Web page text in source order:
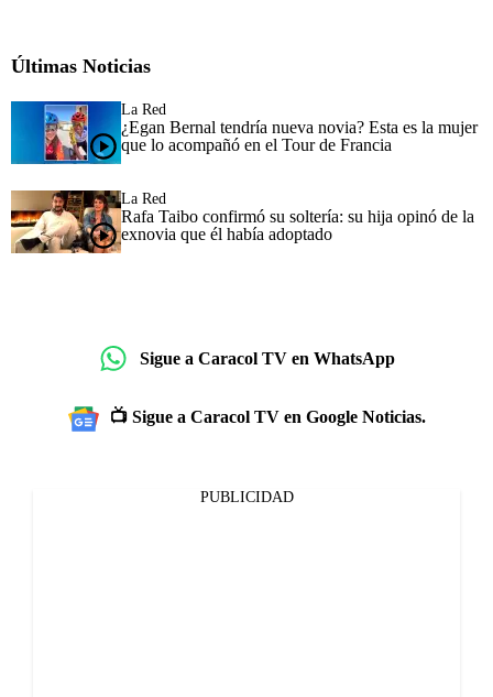
Últimas Noticias
La Red
¿Egan Bernal tendría nueva novia? Esta es la mujer
que lo acompañó en el Tour de Francia
La Red
Rafa Taibo confirmó su soltería: su hija opinó de la
exnovia que él había adoptado
Sigue a Caracol TV en WhatsApp
📺 Sigue a Caracol TV en Google Noticias.
PUBLICIDAD